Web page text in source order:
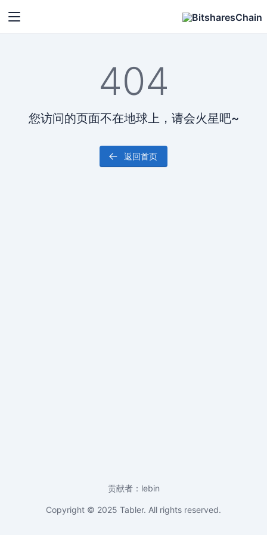
404
您访问的页面不在地球上，请会火星吧~
返回首页
贡献者：lebin
Copyright © 2025 Tabler. All rights reserved.